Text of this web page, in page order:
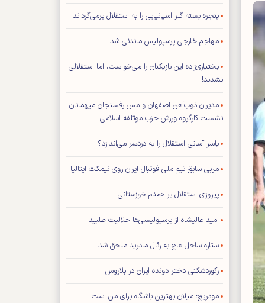
پنجره بسته گلر اسپانیایی را به استقلال برمی‌گرداند
مهاجم خارجی پرسپولیس ماندنی شد
بختیاری‌زاده این بازیکنان را می‌خواست، اما استقلالی
نشدند!
مدیران ذوب‌آهن اصفهان و مس رفسنجان میهمانان
نشست کارگروه ورزش حزب موتلفه اسلامی
یاسر آسانی استقلال را به دردسر می‌اندازد؟
مربی سابق تیم ملی فوتبال ایران روی نیمکت ایتالیا
پیروزی استقلال بر همنام خوزستانی
امید عالیشاه از پرسپولیسی‌ها حلالیت طلبید
ستاره ساحل عاج به رئال مادرید ملحق شد
رکوردشکنی دختر دونده ایران در بلاروس
مودریچ: میلان بهترین باشگاه برای من است